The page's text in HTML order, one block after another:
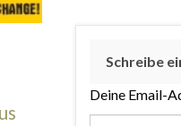
Schreibe
Deine Email-